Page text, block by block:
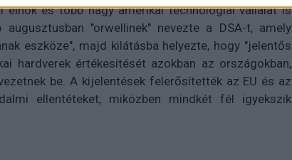
elnök és több nagy amerikai technológiai vállalat is
"orwellinek" nevezte a DSA-t, amely
eszköze", majd kilátásba helyezte, hogy "jelentős
hardverek értékesítését azokban az országokban,
be. A kijelentések felerősítették az EU és az
ellentéteket, miközben mindkét fél igyekszik